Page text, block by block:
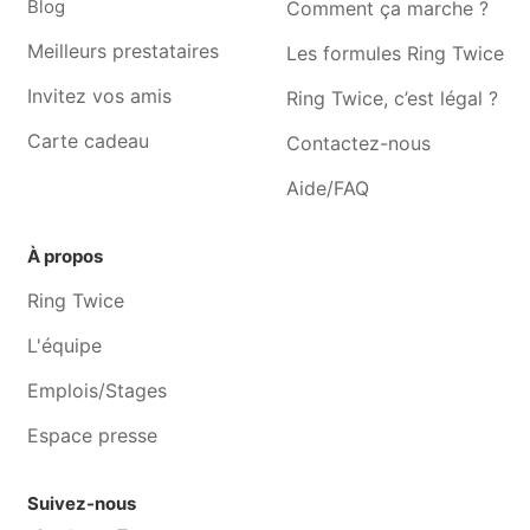
hozémont
Photographe Gelbressée
Photographe Hannut
Photographe Waremme
Photographe Wierde
Blog
Meilleurs prestataires
Invitez vos amis
Carte cadeau
Comment ça marche ?
Les formules Ring Twice
Ring Twice, c’est légal ?
Contactez-nous
Aide/FAQ
À propos
Ring Twice
L'équipe
Emplois/Stages
Espace presse
Suivez-nous